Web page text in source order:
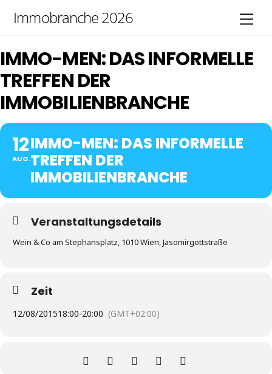
Immobranche 2026
IMMO-MEN: DAS INFORMELLE
TREFFEN DER
IMMOBILIENBRANCHE
12
AUG.
IMMO-MEN: DAS INFORMELLE
TREFFEN DER
IMMOBILIENBRANCHE
Veranstaltungsdetails
Wein & Co am Stephansplatz, 1010 Wien, Jasomirgottstraße
Zeit
12/08/201518:00-20:00 (GMT+02:00)